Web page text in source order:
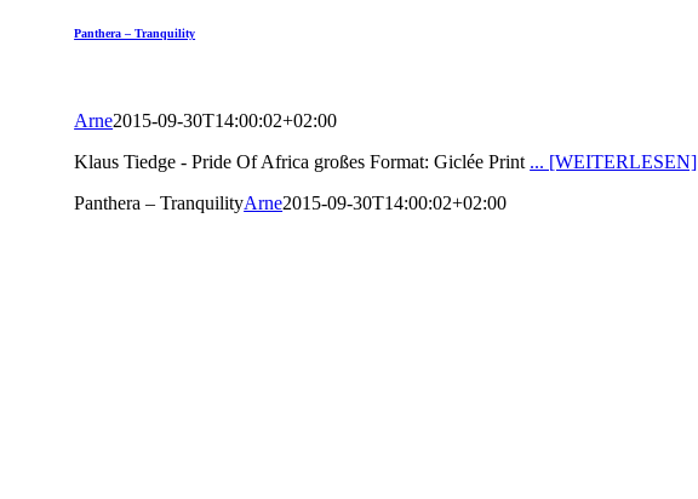
Panthera – Tranquility
Arne2015-09-30T14:00:02+02:00
Klaus Tiedge - Pride Of Africa großes Format: Giclée Print ... [WEITERLESEN]
Panthera – TranquilityArne2015-09-30T14:00:02+02:00